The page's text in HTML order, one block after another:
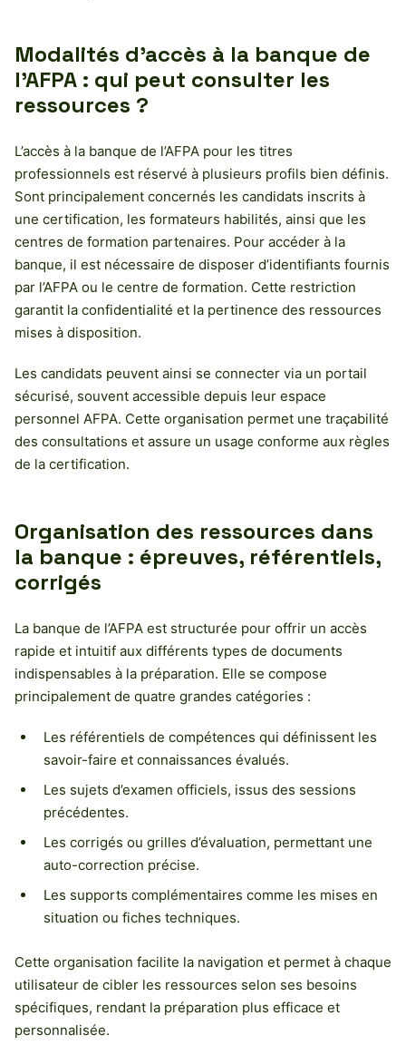
Modalités d’accès à la banque de
l’AFPA : qui peut consulter les
ressources ?
L’accès à la banque de l’AFPA pour les titres
professionnels est réservé à plusieurs profils bien définis.
Sont principalement concernés les candidats inscrits à
une certification, les formateurs habilités, ainsi que les
centres de formation partenaires. Pour accéder à la
banque, il est nécessaire de disposer d’identifiants fournis
par l’AFPA ou le centre de formation. Cette restriction
garantit la confidentialité et la pertinence des ressources
mises à disposition.
Les candidats peuvent ainsi se connecter via un portail
sécurisé, souvent accessible depuis leur espace
personnel AFPA. Cette organisation permet une traçabilité
des consultations et assure un usage conforme aux règles
de la certification.
Organisation des ressources dans
la banque : épreuves, référentiels,
corrigés
La banque de l’AFPA est structurée pour offrir un accès
rapide et intuitif aux différents types de documents
indispensables à la préparation. Elle se compose
principalement de quatre grandes catégories :
Les référentiels de compétences qui définissent les
savoir-faire et connaissances évalués.
Les sujets d’examen officiels, issus des sessions
précédentes.
Les corrigés ou grilles d’évaluation, permettant une
auto-correction précise.
Les supports complémentaires comme les mises en
situation ou fiches techniques.
Cette organisation facilite la navigation et permet à chaque
utilisateur de cibler les ressources selon ses besoins
spécifiques, rendant la préparation plus efficace et
personnalisée.